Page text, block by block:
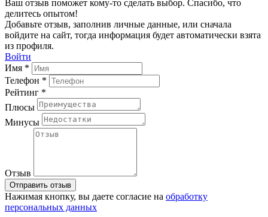
Ваш отзыв поможет кому-то сделать выбор. Спасибо, что
делитесь опытом!
Добавьте отзыв, заполнив личные данные, или сначала
войдите на сайт, тогда информация будет автоматически взята
из профиля.
Войти
Имя *
Телефон *
Рейтинг *
Плюсы
Минусы
Отзыв
Отправить отзыв
Нажимая кнопку, вы даете согласие на обработку
персональных данных